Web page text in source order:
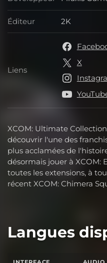
XCOM: Ultimate
découvrir l'une des
plus acclamées de
désormais jouer à XCOM:
toutes les extensions, à
récent XCOM: Chimera
Éditeur Éditeur
2K
Liens Liens
X
Langues